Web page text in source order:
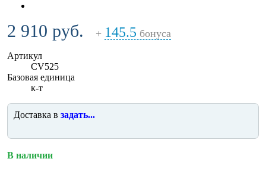
2 910 руб. + 145.5 бонуса
Артикул
CV525
Базовая единица
к-т
Доставка в задать...
В наличии